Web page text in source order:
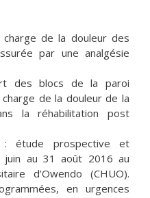
de la douleur des
par une analgésie
des blocs de la paroi
de la douleur de la
la réhabilitation post
: étude prospective et
au 31 août 2016 au
d’Owendo (CHUO).
en urgences